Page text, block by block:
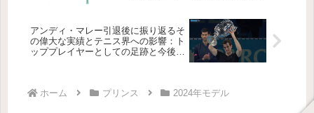
アンディ・マレー引退後に振り返るそ
の偉大な実績とテニス界への影響：ト
ッププレイヤーとしての足跡と今後の
ホーム プリンス 2024年モデル